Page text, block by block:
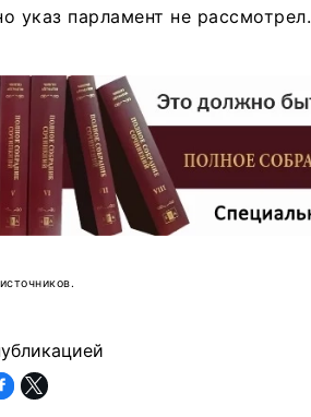
указ парламент не рассмотрел.